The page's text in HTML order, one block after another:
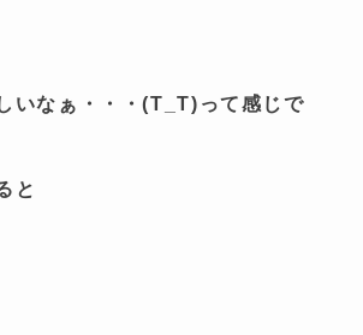
いなぁ・・・(T_T)って感じで
と